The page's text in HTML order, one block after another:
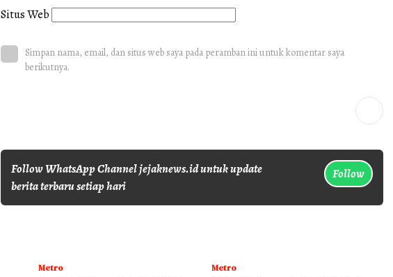
Situs Web
Simpan nama, email, dan situs web saya pada peramban ini untuk komentar saya
berikutnya.
Follow WhatsApp Channel jejaknews.id untuk update
berita terbaru setiap hari
Follow
Metro Metro